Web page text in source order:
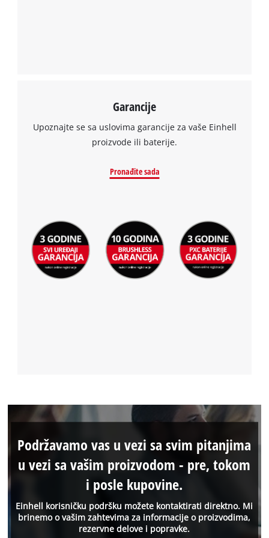
Garancije
Upoznajte se sa uslovima garancije za vaše Einhell
proizvode ili baterije.
Pronađite sada
Einhell korisničku podršku možete kontaktirati direktno. Mi
brinemo o vašim zahtevima za informacije o proizvodima,
rezervne delove i popravke.
Podržavamo vas u vezi sa svim pitanjima
u vezi sa vašim proizvodom - pre, tokom
i posle kupovine.